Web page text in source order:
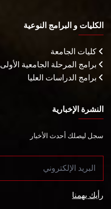
الكليات و البرامج النوعية
كليات الجامعة
برامج المرحلة الجامعية الأولى
برامج الدراسات العليا
النشرة الإخبارية
سجل ليصلك أحدث الأخبار
رأيك يهمنا